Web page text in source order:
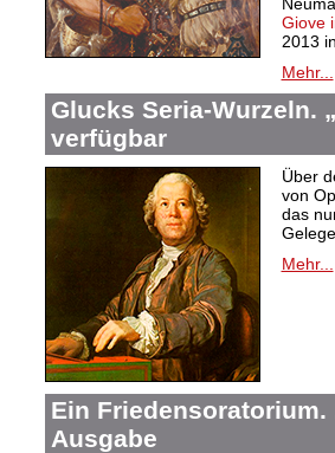
Giove
2013
Mehr...
Glucks Seria-Wurzeln.
verfügbar
Über
von
das
Mehr...
Ein
Ausgabe